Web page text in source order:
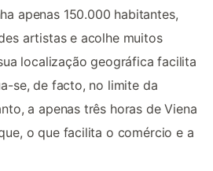
apenas 150.000 habitantes,
artistas e acolhe muitos
localização geográfica facilita
se, de facto, no limite da
a apenas três horas de Viena
o que facilita o comércio e a